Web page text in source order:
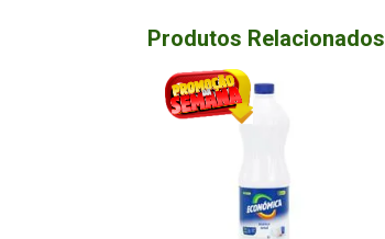
Produtos Relacionados